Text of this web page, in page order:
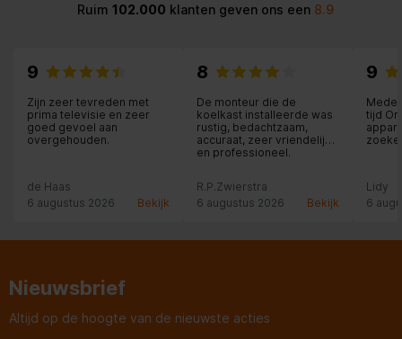
Automatische functie voor
Inhoud van de verpakking
Scherm beschermer
Ingebouwde accu
Ruim 102.000 klanten geven ons een8.9
9
Zijn zeer tevreden met
prima televisie en zeer
goed gevoel aan
overgehouden.
de Haas
6 augustus 2026
Bekijk
8
De monteur die de
koelkast installeerde was
rustig, bedachtzaam,
accuraat, zeer vriendelijk
en professioneel.
Chapeau!
R.P.Zwierstra
6 augustus 2026
Bekijk
9
tijd
Lidy
6
Nieuwsbrief
Altijd op de hoogte van de nieuwste acties